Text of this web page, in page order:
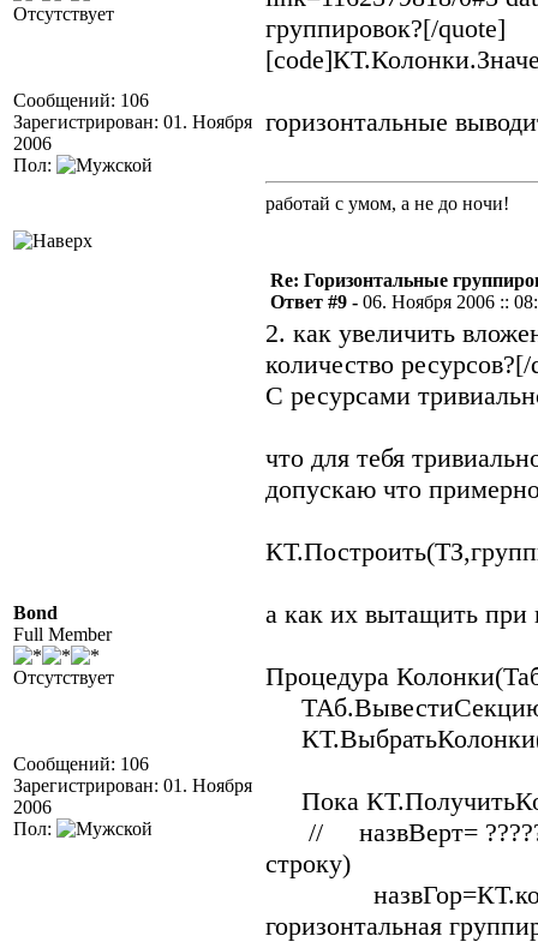
Отсутствует
Сообщений: 106
Зарегистрирован: 01. Ноября
2006
Пол:
группировок?[/quote]
горизонтальные
работай с умом, а не до ночи!
Bond
Full Member
Отсутствует
Сообщений: 106
Зарегистрирован: 01. Ноября
2006
Пол:
Re: Горизонтальные
Ответ #9 - 06. Ноября 2006 ::
2. как увеличить
количество
С ресурсами
что для тебя
допускаю что
а как их вытащить при
Процедура
Пока
// назвВерт= ?????
строку)
горизонтальная